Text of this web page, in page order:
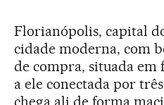
Florianópolis, capital
cidade moderna, com
de compra, situada em
a ele conectada por
chega ali de forma